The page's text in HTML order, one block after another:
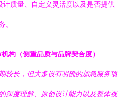
计质量、自定义灵活度以及是否提供
。
构（侧重品质与品牌契合度）
较长，但大多设有明确的加急服务项
深度理解、原创设计能力以及整体视